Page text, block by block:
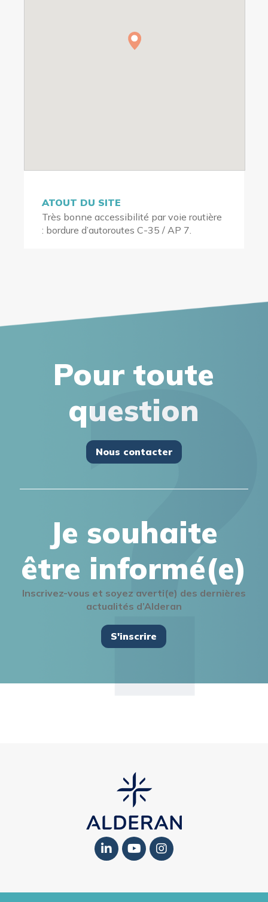
ATOUT DU SITE
Très bonne accessibilité par voie routière
: bordure d’autoroutes C-35 / AP 7.
Pour toute
question
Nous contacter
Je souhaite
être informé(e)
Inscrivez-vous et soyez averti(e) des dernières
actualités d’Alderan
S'inscrire